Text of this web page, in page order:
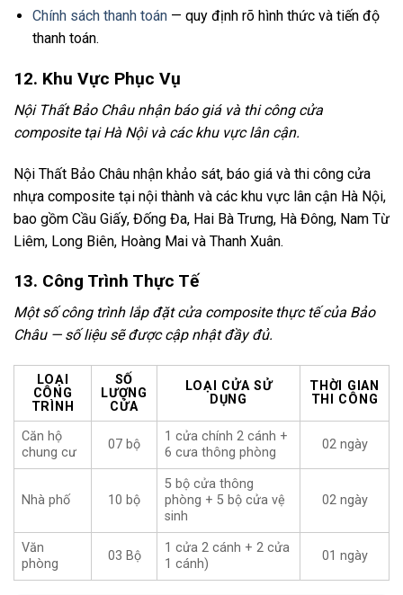
Chính sách thanh toán— quy định rõ hình thức và tiến độ
thanh toán.
12. Khu Vực Phục Vụ
Nội Thất Bảo Châu nhận báo giá và thi công cửa
composite tại Hà Nội và các khu vực lân cận.
Nội Thất Bảo Châu nhận khảo sát, báo giá và thi công cửa
nhựa composite tại nội thành và các khu vực lân cận Hà Nội,
bao gồm Cầu Giấy, Đống Đa, Hai Bà Trưng, Hà Đông, Nam Từ
Liêm, Long Biên, Hoàng Mai và Thanh Xuân.
13. Công Trình Thực Tế
Một số công trình lắp đặt cửa composite thực tế của Bảo
Châu — số liệu sẽ được cập nhật đầy đủ.
LOẠI
CÔNG
TRÌNH
SỐ
LƯỢNG
CỬA
LOẠI CỬA SỬ
DỤNG
THỜI GIAN
THI CÔNG
Căn hộ
chung cư
07 bộ
1 cửa chính 2 cánh +
6 cưa thông phòng
02 ngày
Nhà phố 10 bộ
5 bộ cửa thông
phòng + 5 bộ cửa vệ
sinh
02 ngày
Văn
phòng
03 Bộ
1 cửa 2 cánh + 2 cửa
1 cánh)
01 ngày